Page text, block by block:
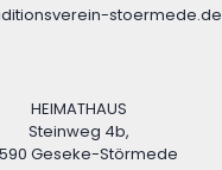
stoermede.de
HEIMATHAUS
Steinweg 4b,
Geseke-Störmede